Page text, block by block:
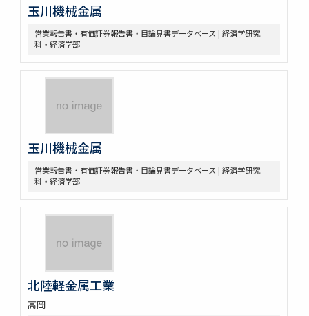
玉川機械金属
営業報告書・有価証券報告書・目論見書データベース | 経済学研究
科・経済学部
玉川機械金属
営業報告書・有価証券報告書・目論見書データベース | 経済学研究
科・経済学部
北陸軽金属工業
高岡